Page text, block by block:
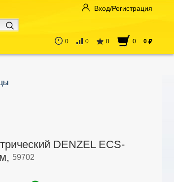
Вход/Регистрация
0 0 0 0 0 руб
DENZEL ECS-
59702